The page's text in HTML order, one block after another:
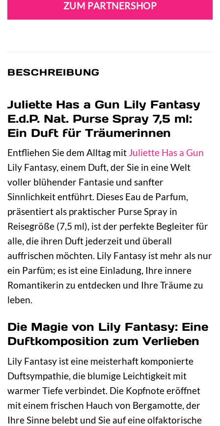
ZUM PARTNERSHOP
BESCHREIBUNG
Juliette Has a Gun Lily Fantasy
E.d.P. Nat. Purse Spray 7,5 ml:
Ein Duft für Träumerinnen
Entfliehen Sie dem Alltag mit Juliette Has a Gun
Lily Fantasy, einem Duft, der Sie in eine Welt
voller blühender Fantasie und sanfter
Sinnlichkeit entführt. Dieses Eau de Parfum,
präsentiert als praktischer Purse Spray in
Reisegröße (7,5 ml), ist der perfekte Begleiter für
alle, die ihren Duft jederzeit und überall
auffrischen möchten. Lily Fantasy ist mehr als nur
ein Parfüm; es ist eine Einladung, Ihre innere
Romantikerin zu entdecken und Ihre Träume zu
leben.
Die Magie von Lily Fantasy: Eine
Duftkomposition zum Verlieben
Lily Fantasy ist eine meisterhaft komponierte
Duftsympathie, die blumige Leichtigkeit mit
warmer Tiefe verbindet. Die Kopfnote eröffnet
mit einem frischen Hauch von Bergamotte, der
Ihre Sinne belebt und Sie auf eine olfaktorische